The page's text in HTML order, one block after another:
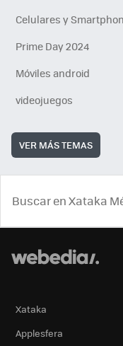
Celulares y
Prime Day 2024
Móviles android
videojuegos
VER MÁS TEMAS
Xataka
Applesfera